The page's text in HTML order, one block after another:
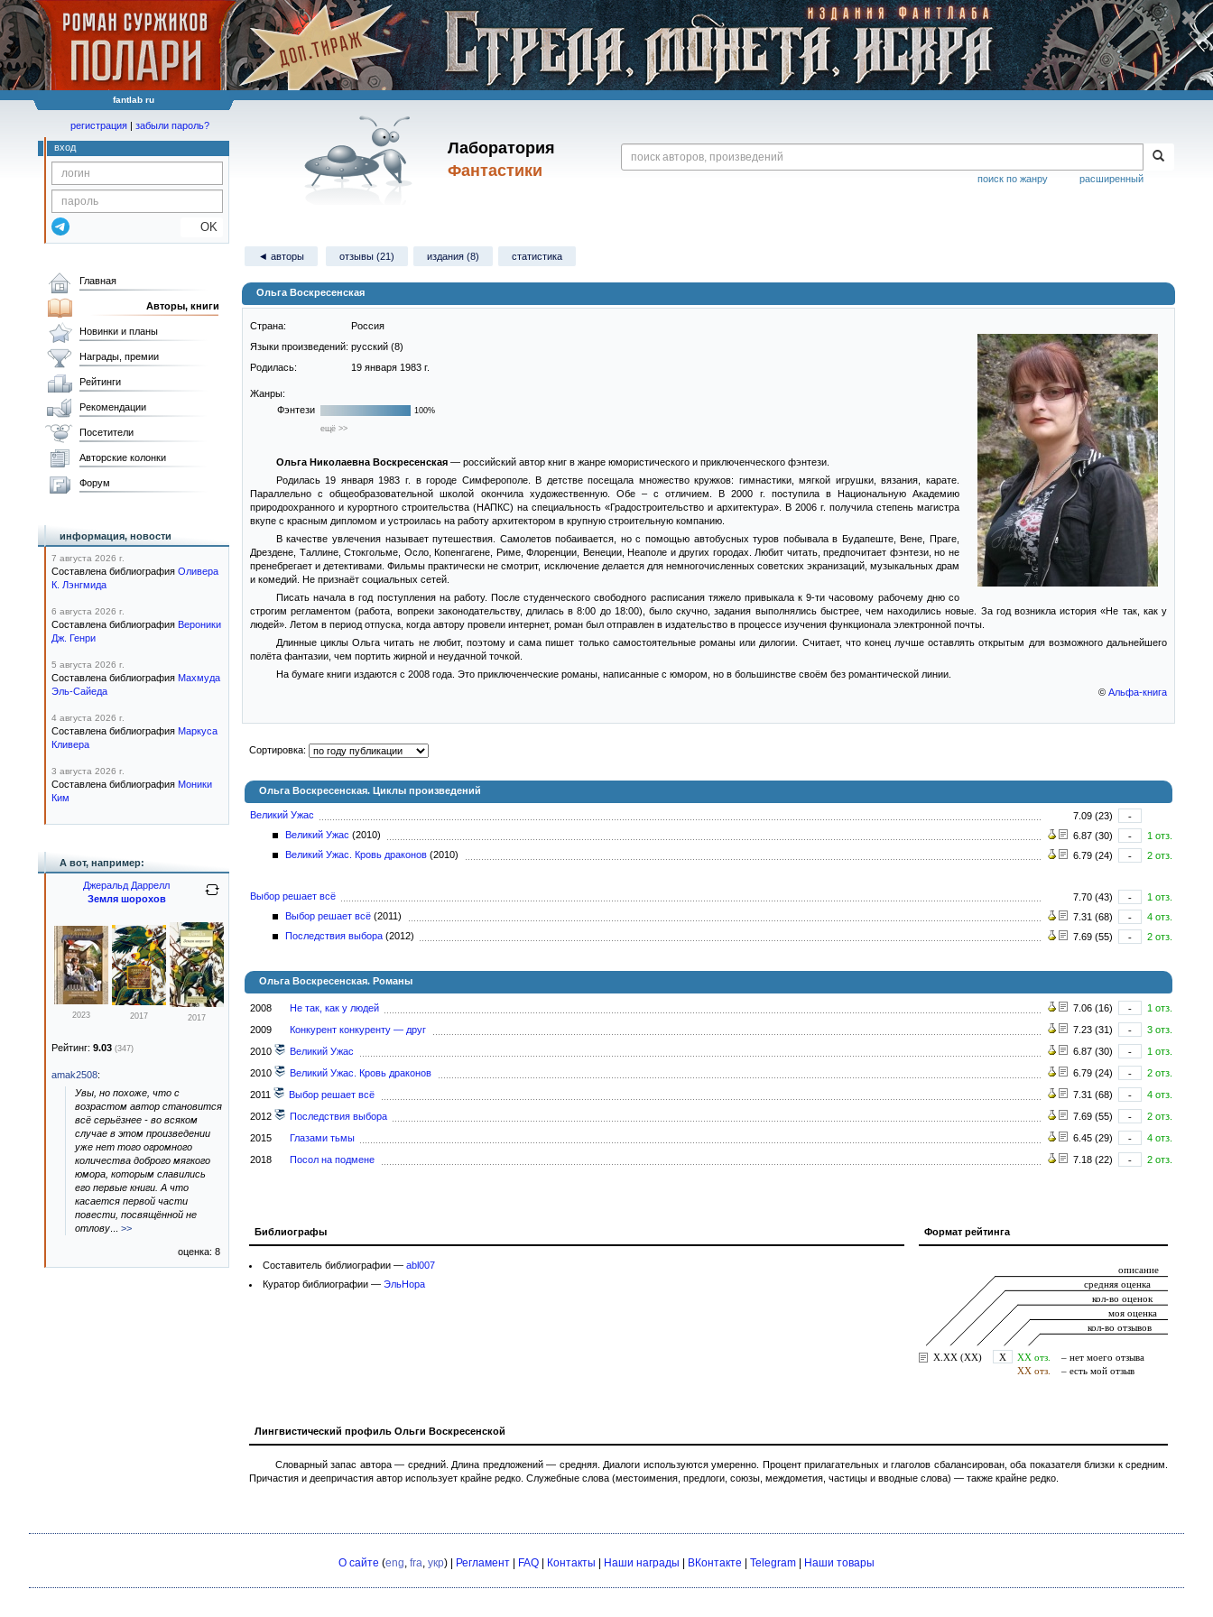
fantlab ru
Лаборатория
Фантастики
расширенный
поиск по жанру
регистрация | забыли пароль?
вход
OK
◄ авторы отзывы (21) издания (8) статистика
Ольга Воскресенская
Страна:
Россия
Языки произведений: русский (8)
Родилась:
19 января 1983 г.
Жанры:
Фэнтези
100%
ещё >>
Ольга Николаевна Воскресенская— российский автор книг в жанре юмористического и приключенческого фэнтези.
Родилась 19 января 1983 г. в городе Симферополе. В детстве посещала множество кружков: гимнастики, мягкой игрушки, вязания, карате.
Параллельно с общеобразовательной школой окончила художественную. Обе – с отличием. В 2000 г. поступила в Национальную Академию
природоохранного и курортного строительства (НАПКС) на специальность «Градостроительство и архитектура». В 2006 г. получила степень магистра
вкупе с красным дипломом и устроилась на работу архитектором в крупную строительную компанию.
В качестве увлечения называет путешествия. Самолетов побаивается, но с помощью автобусных туров побывала в Будапеште, Вене, Праге,
Дрездене, Таллине, Стокгольме, Осло, Копенгагене, Риме, Флоренции, Венеции, Неаполе и других городах. Любит читать, предпочитает фэнтези, но не
пренебрегает и детективами. Фильмы практически не смотрит, исключение делается для немногочисленных советских экранизаций, музыкальных драм
и комедий. Не признаёт социальных сетей.
Писать начала в год поступления на работу. После студенческого свободного расписания тяжело привыкала к 9-ти часовому рабочему дню со
строгим регламентом (работа, вопреки законодательству, длилась в 8:00 до 18:00), было скучно, задания выполнялись быстрее, чем находились новые. За год возникла история «Не так, как у
людей». Летом в период отпуска, когда автору провели интернет, роман был отправлен в издательство в процессе изучения функционала электронной почты.
Длинные циклы Ольга читать не любит, поэтому и сама пишет только самостоятельные романы или дилогии. Считает, что конец лучше оставлять открытым для возможного дальнейшего
полёта фантазии, чем портить жирной и неудачной точкой.
На бумаге книги издаются с 2008 года. Это приключенческие романы, написанные с юмором, но в большинстве своём без романтической линии.
© Альфа-книга
Сортировка:
Ольга Воскресенская. Циклы произведений
Великий Ужас 7.09 (23)
-
Великий Ужас (2010) 6.87 (30) -
1 отз.
Великий Ужас. Кровь драконов (2010) 6.79 (24) - 2 отз.
Выбор решает всё 7.70 (43) -
1 отз.
Выбор решает всё (2011) 7.31 (68) -
4 отз.
Последствия выбора (2012) 7.69 (55) - 2 отз.
Ольга Воскресенская. Романы
2008 Не так, как у людей 7.06 (16) -
1 отз.
2009
Конкурент конкуренту — друг 7.23 (31) -
3 отз.
2010
Великий Ужас 6.87 (30) -
1 отз.
2010
Великий Ужас. Кровь драконов 6.79 (24) -
2 отз.
2011
Выбор решает всё 7.31 (68) -
4 отз.
2012
Последствия выбора 7.69 (55) -
2 отз.
2015
Глазами тьмы 6.45 (29) -
4 отз.
2018
Посол на подмене 7.18 (22) - 2 отз.
Формат рейтинга
Библиографы
Составитель библиографии — abl007
Куратор библиографии — ЭльНора
Лингвистический профиль Ольги Воскресенской
Словарный запас автора — средний. Длина предложений — средняя. Диалоги используются умеренно. Процент прилагательных и глаголов сбалансирован, оба показателя близки к средним.
Причастия и деепричастия автор использует крайне редко. Служебные слова (местоимения, предлоги, союзы, междометия, частицы и вводные слова) — также крайне редко.
Главная
Авторы, книги
Новинки и планы
Награды, премии
Рейтинги
Рекомендации
Посетители
Авторские колонки
Форум
информация, новости
7 августа 2026 г.
Составлена библиография Оливера
К. Лэнгмида
6 августа 2026 г.
Составлена библиография Вероники
Дж. Генри
5 августа 2026 г.
Составлена библиография Махмуда
Эль-Сайеда
4 августа 2026 г.
Составлена библиография Маркуса
Кливера
3 августа 2026 г.
Составлена библиография Моники
Ким
А вот, например:
Джеральд Даррелл
Земля шорохов
2023 2017 2017
Рейтинг: 9.03 (347)
amak2508:
Увы, но похоже, что с
возрастом автор становится
всё серьёзнее - во всяком
случае в этом произведении
уже нет того огромного
количества доброго мягкого
юмора, которым славились
его первые книги. А что
касается первой части
повести, посвящённой не
отлову
>>
оценка: 8
О сайте (eng fra укр) | Регламент | FAQ | Контакты | Наши награды | ВКонтакте | Telegram | Наши товары